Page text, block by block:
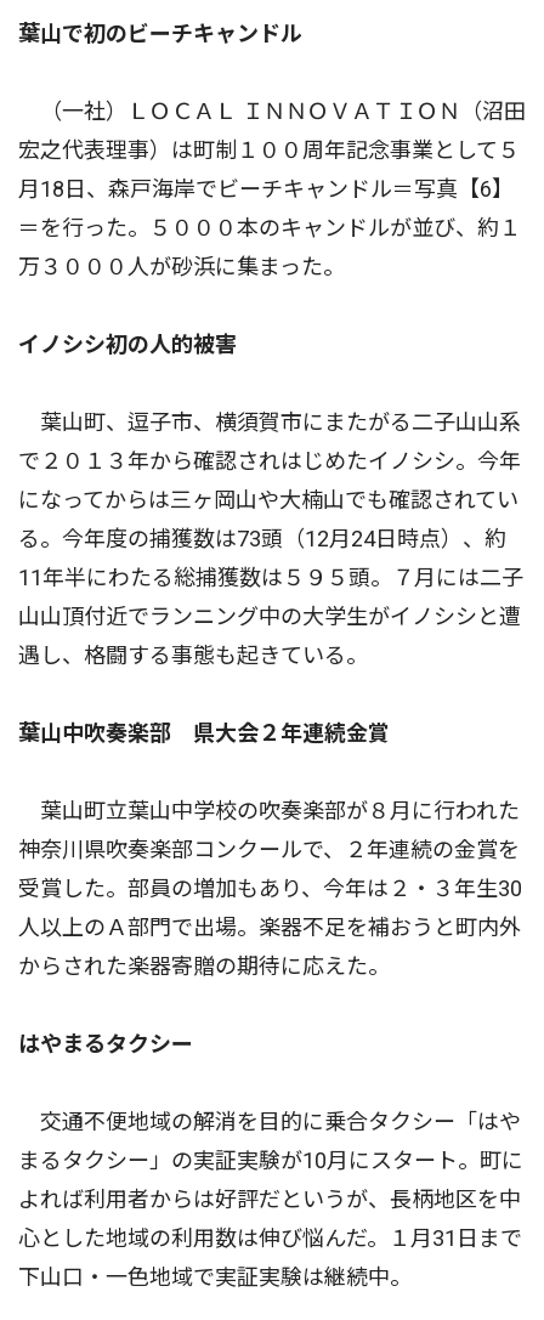
葉山で初のビーチキャンドル
（一社）ＬＯＣＡＬ ＩＮＮＯＶＡＴＩＯＮ（沼田
宏之代表理事）は町制１００周年記念事業として５
月18日、森戸海岸でビーチキャンドル＝写真【6】
＝を行った。５０００本のキャンドルが並び、約１
万３０００人が砂浜に集まった。
イノシシ初の人的被害
葉山町、逗子市、横須賀市にまたがる二子山山系
で２０１３年から確認されはじめたイノシシ。今年
になってからは三ヶ岡山や大楠山でも確認されてい
る。今年度の捕獲数は73頭（12月24日時点）、約
11年半にわたる総捕獲数は５９５頭。７月には二子
山山頂付近でランニング中の大学生がイノシシと遭
遇し、格闘する事態も起きている。
葉山中吹奏楽部 県大会２年連続金賞
葉山町立葉山中学校の吹奏楽部が８月に行われた
神奈川県吹奏楽部コンクールで、２年連続の金賞を
受賞した。部員の増加もあり、今年は２・３年生30
人以上のＡ部門で出場。楽器不足を補おうと町内外
からされた楽器寄贈の期待に応えた。
はやまるタクシー
交通不便地域の解消を目的に乗合タクシー「はや
まるタクシー」の実証実験が10月にスタート。町に
よれば利用者からは好評だというが、長柄地区を中
心とした地域の利用数は伸び悩んだ。１月31日まで
下山口・一色地域で実証実験は継続中。